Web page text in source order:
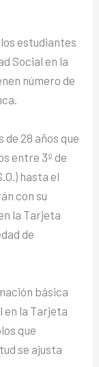
estudiantes
Social en la
número de
de 28 años que
entre 3º de
hasta el
con su
la Tarjeta
de
básica
en la Tarjeta
que
se ajusta